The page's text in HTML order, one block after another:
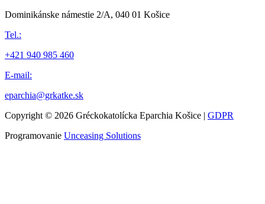
Dominikánske námestie 2/A, 040 01 Košice
Tel.:
+421 940 985 460
E-mail:
eparchia@grkatke.sk
Copyright © 2026 Gréckokatolícka Eparchia Košice | GDPR
Programovanie Unceasing Solutions